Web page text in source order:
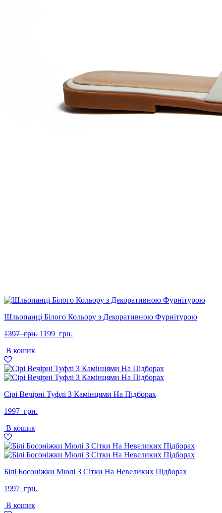
Шльопанці Білого Кольору з Декоративною Фурнітурою
1397 грн. Оригінальна
1199 грн.
В кошик
Сірі Вечірні Туфлі З Камінцями На Підборах
1997 грн.
В кошик
Білі Босоніжки Мюлі З Сітки На Невеликих Підборах
1997 грн.
В кошик